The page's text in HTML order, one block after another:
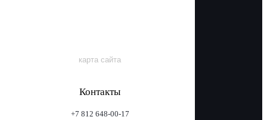
карта сайта
Контакты
+7 812 648-00-17